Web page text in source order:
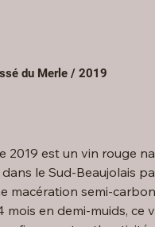
du Merle / 2019
2019 est un vin rouge
le Sud-Beaujolais
macération semi-
mois en demi-muids, ce